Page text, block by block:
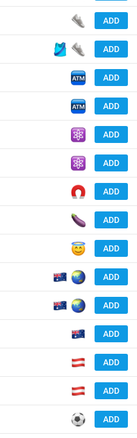
ADD
ADD
ADD
ADD
ADD
ADD
ADD
ADD
ADD
ADD
ADD
ADD
ADD
ADD
ADD